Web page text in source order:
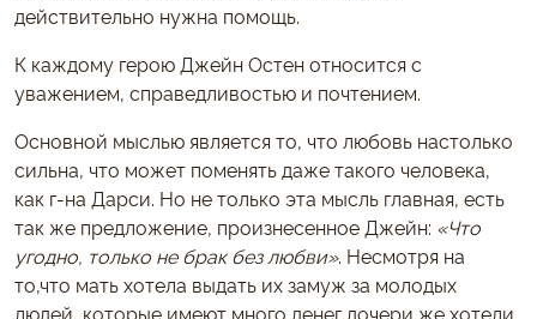
действительно нужна помощь.
К каждому герою Джейн Остен относится с
уважением, справедливостью и почтением.
Основной мыслью является то, что любовь настолько
сильна, что может поменять даже такого человека,
как г-на Дарси. Но не только эта мысль главная, есть
так же предложение, произнесенное Джейн: «Что
угодно, только не брак без любви». Несмотря на
то,что мать хотела выдать их замуж за молодых
людей, которые имеют много денег,дочери же хотели